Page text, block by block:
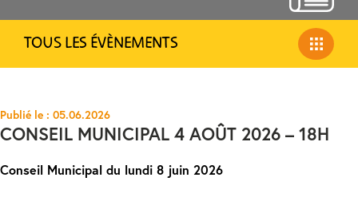
Publié le : 05.06.2026
CONSEIL MUNICIPAL 4 AOÛT 2026 – 18H
Conseil Municipal du lundi 8 juin 2026
TOUS LES ÉVÈNEMENTS